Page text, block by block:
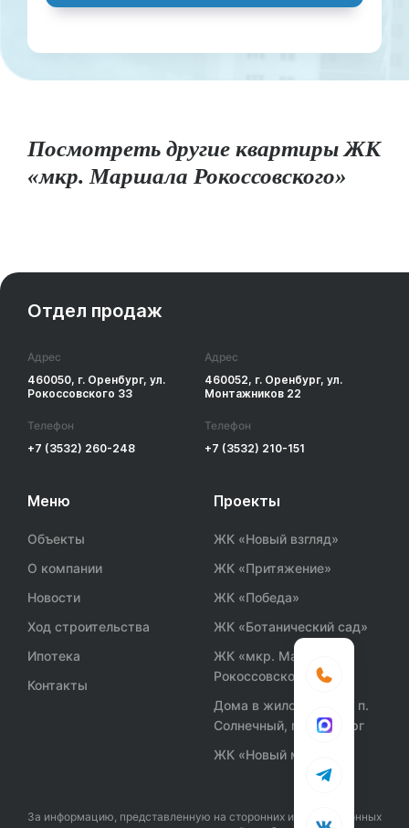
Посмотреть другие квартиры ЖК
«мкр. Маршала Рокоссовского»
Отдел продаж
Адрес
460050, г. Оренбург, ул.
Рокоссовского 33
Телефон
+7 (3532) 260-248
Адрес
460052, г. Оренбург, ул.
Монтажников 22
Телефон
+7 (3532) 210-151
Меню
Объекты
О компании
Новости
Ход строительства
Ипотека
Контакты
Проекты
ЖК «Новый взгляд»
ЖК «Притяжение»
ЖК «Победа»
ЖК «Ботанический сад»
ЖК «мкр. Маршала
Рокоссовского»
Дома в жилом районе п.
Солнечный, г. Оренбург
ЖК «Новый мир»
За информацию, представленную на сторонних информационных